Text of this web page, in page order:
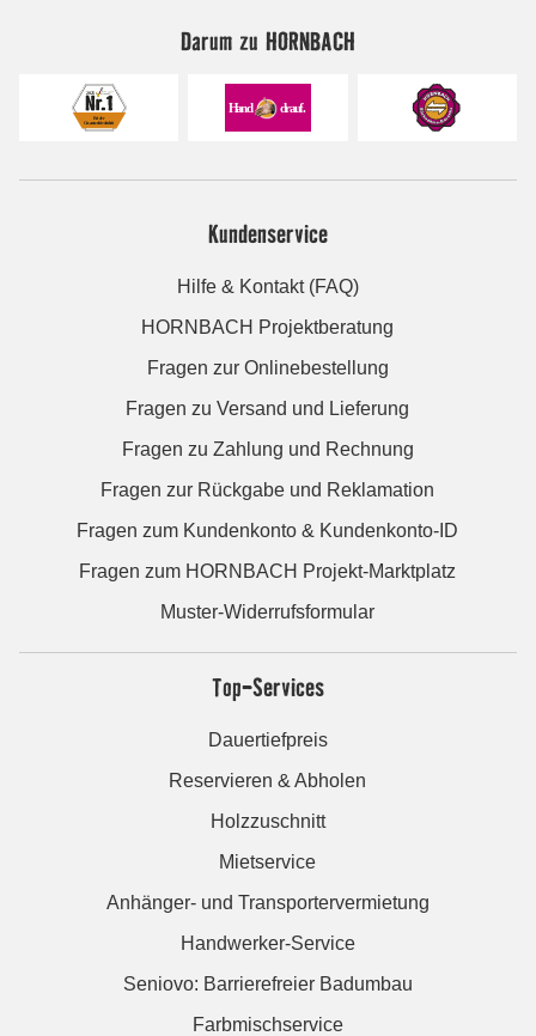
Darum zu HORNBACH
Kundenservice
Hilfe & Kontakt (FAQ)
HORNBACH Projektberatung
Fragen zur Onlinebestellung
Fragen zu Versand und Lieferung
Fragen zu Zahlung und Rechnung
Fragen zur Rückgabe und Reklamation
Fragen zum Kundenkonto & Kundenkonto-ID
Fragen zum HORNBACH Projekt-Marktplatz
Muster-Widerrufsformular
Top-Services
Dauertiefpreis
Reservieren & Abholen
Holzzuschnitt
Mietservice
Anhänger- und Transportervermietung
Handwerker-Service
Seniovo: Barrierefreier Badumbau
Farbmischservice